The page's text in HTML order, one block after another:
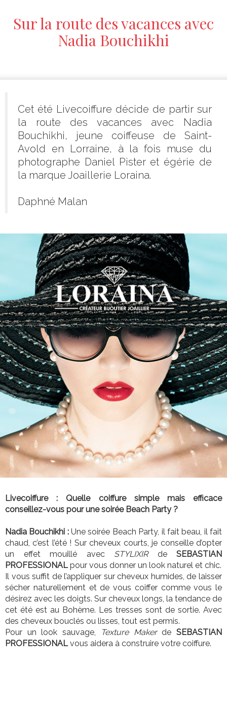
Sur la route des vacances avec
Nadia Bouchikhi
Cet été Livecoiffure décide de partir sur
la route des vacances avec Nadia
Bouchikhi, jeune coiffeuse de Saint-
Avold en Lorraine, à la fois muse du
photographe Daniel Pister et égérie de
la marque Joaillerie Loraina.
Daphné Malan
Livecoiffure : Quelle coiffure simple mais efficace
conseillez-vous pour une soirée Beach Party ?
Nadia Bouchikhi :Une soirée Beach Party, il fait beau, il fait
chaud, c’est l’été ! Sur cheveux courts, je conseille d’opter
un effet mouillé avec STYLIXIRde SEBASTIAN
PROFESSIONALpour vous donner un look naturel et chic.
Il vous suffit de l’appliquer sur cheveux humides, de laisser
sécher naturellement et de vous coiffer comme vous le
désirez avec les doigts. Sur cheveux longs, la tendance de
cet été est au Bohème. Les tresses sont de sortie. Avec
des cheveux bouclés ou lisses, tout est permis.
Pour un look sauvage,
Texture MakerdeSEBASTIAN
PROFESSIONALvous aidera à construire votre coiffure.